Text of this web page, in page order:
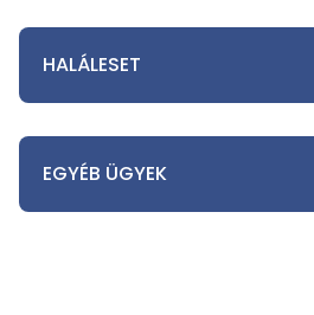
HALÁLESET
EGYÉB ÜGYEK